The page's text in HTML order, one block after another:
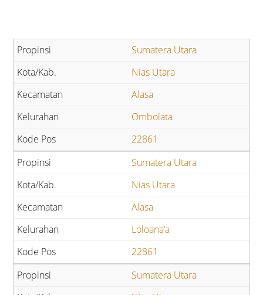
Sumatera Utara
Nias Utara
Alasa
Ombolata
22861
Sumatera Utara
Nias Utara
Alasa
Loloana’a
22861
Sumatera Utara